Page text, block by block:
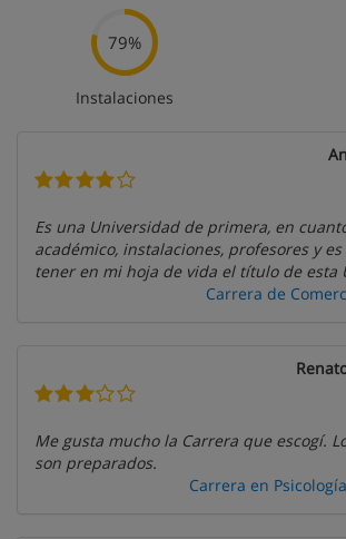
79%
Instalaciones
Es una Universidad de primera, en
académico, instalaciones, profesores y
tener en mi hoja de vida el título de esta
Carrera de
Me gusta mucho la Carrera que escogí.
son preparados.
Carrera en